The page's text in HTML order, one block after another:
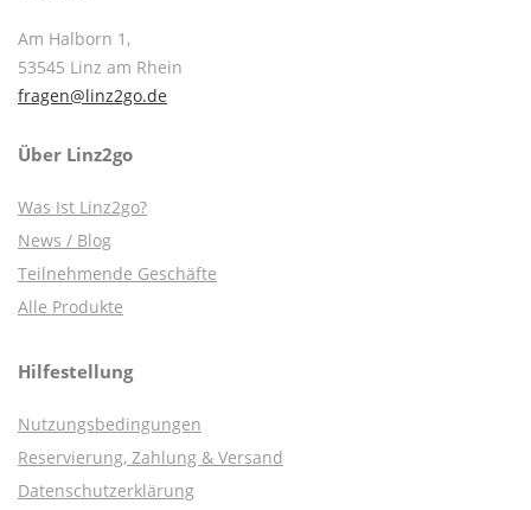
Am Halborn 1,
53545 Linz am Rhein
fragen@linz2go.de
Über Linz2go
Was Ist Linz2go?
News / Blog
Teilnehmende Geschäfte
Alle Produkte
Hilfestellung
Nutzungsbedingungen
Reservierung, Zahlung & Versand
Datenschutzerklärung